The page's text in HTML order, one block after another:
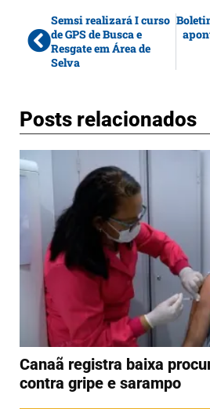
Semsi realizará I curso
de GPS de Busca e
Resgate em Área de
Selva
Posts relacionados
Canaã registra baixa
contra gripe e sarampo